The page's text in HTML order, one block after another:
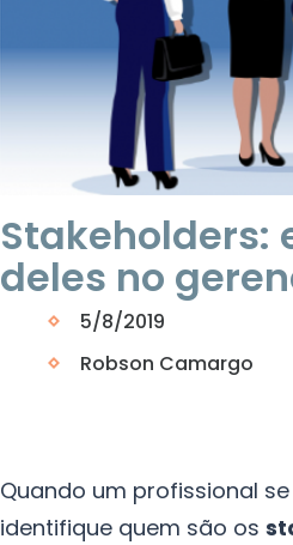
deles no
5/8/2019
Robson Camargo
Quando um profissional
identifique quem são os